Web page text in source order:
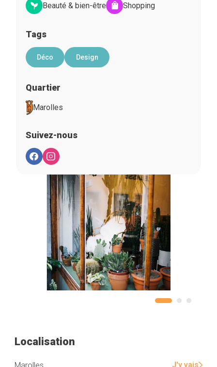
Beauté & bien-être Shopping
Tags
Déco Design
Quartier
Marolles
Suivez-nous
Localisation
Marolles J'y vais